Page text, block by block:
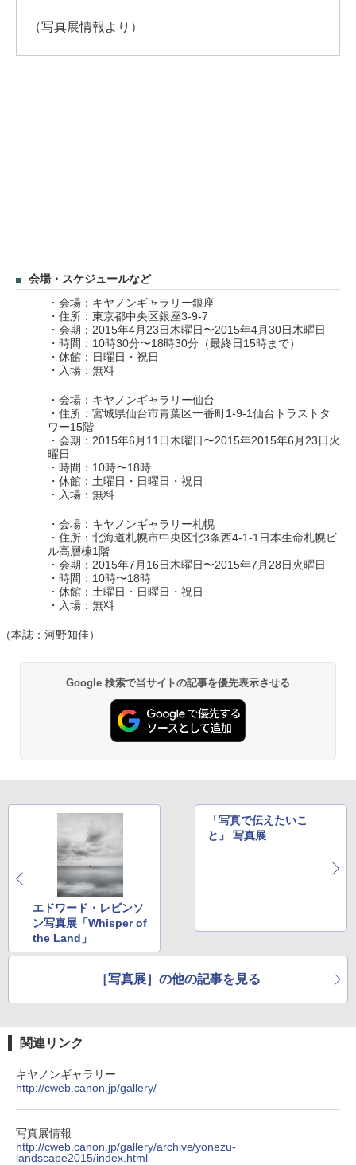
（写真展情報より）
会場・スケジュールなど
・会場：キヤノンギャラリー銀座
・住所：東京都中央区銀座3-9-7
・会期：2015年4月23日木曜日〜2015年4月30日木曜日
・時間：10時30分〜18時30分（最終日15時まで）
・休館：日曜日・祝日
・入場：無料
・会場：キヤノンギャラリー仙台
・住所：宮城県仙台市青葉区一番町1-9-1仙台トラストタ
ワー15階
・会期：2015年6月11日木曜日〜2015年2015年6月23日火
曜日
・時間：10時〜18時
・休館：土曜日・日曜日・祝日
・入場：無料
・会場：キヤノンギャラリー札幌
・住所：北海道札幌市中央区北3条西4-1-1日本生命札幌ビ
ル高層棟1階
・会期：2015年7月16日木曜日〜2015年7月28日火曜日
・時間：10時〜18時
・休館：土曜日・日曜日・祝日
・入場：無料
（本誌：河野知佳）
Google 検索で当サイトの記事を優先表示させる
エドワード・レビンソ
ン写真展「Whisper of
the Land」
「写真で伝えたいこ
と」 写真展
［写真展］の他の記事を見る
関連リンク
キヤノンギャラリー
http://cweb.canon.jp/gallery/
写真展情報
http://cweb.canon.jp/gallery/archive/yonezu-
landscape2015/index.html